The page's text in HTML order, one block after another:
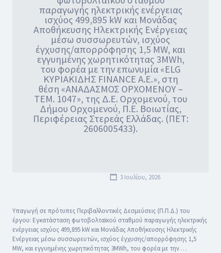
παραγωγής ηλεκτρικής ενέργειας
ισχύος 499,895 kW και Μονάδας
Αποθήκευσης Ηλεκτρικής Ενέργειας
μέσω συσσωρευτών, ισχύος
έγχυσης/απορρόφησης 1,5 ΜW, και
εγγυημένης χωρητικότητας 3ΜWh,
του φορέα με την επωνυμία «ELG
ΚΥΡΙΑΚΙΔΗΣ FINANCE Α.Ε.», στη
θέση «ΑΝΑΔΑΣΜΟΣ ΟΡΧΟΜΕΝΟΥ –
ΤΕΜ. 1047», της Δ.Ε. Ορχομενού, του
Δήμου Ορχομενού, Π.Ε. Βοιωτίας,
Περιφέρειας Στερεάς Ελλάδας. (ΠΕΤ:
2606005433).
3 Ιουλίου, 2026
Υπαγωγή σε πρότυπες Περιβαλλοντικές Δεσμεύσεις (Π.Π.Δ.) του
έργου: Εγκατάσταση φωτοβολταϊκού σταθμού παραγωγής ηλεκτρικής
ενέργειας ισχύος 499,895 kW και Μονάδας Αποθήκευσης Ηλεκτρικής
Ενέργειας μέσω συσσωρευτών, ισχύος έγχυσης/απορρόφησης 1,5
ΜW, και εγγυημένης χωρητικότητας 3ΜWh, του φορέα με την …